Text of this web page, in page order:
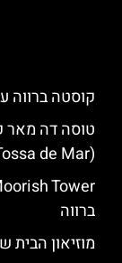
קוסטה ברווה
טוסה דה מאר
(Tossa de Mar) בקוסטה ברווה
ברווה
מוזיאון הבית